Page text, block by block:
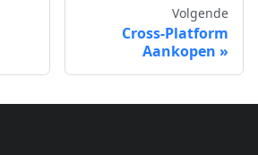
Volgende
Cross-Platform
Aankopen